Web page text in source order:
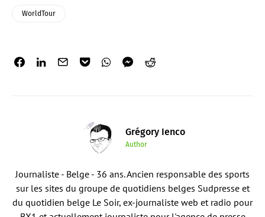
WorldTour
Grégory Ienco
Author
Journaliste - Belge - 36 ans. Ancien responsable des sports
sur les sites du groupe de quotidiens belges Sudpresse et
du quotidien belge Le Soir, ex-journaliste web et radio pour